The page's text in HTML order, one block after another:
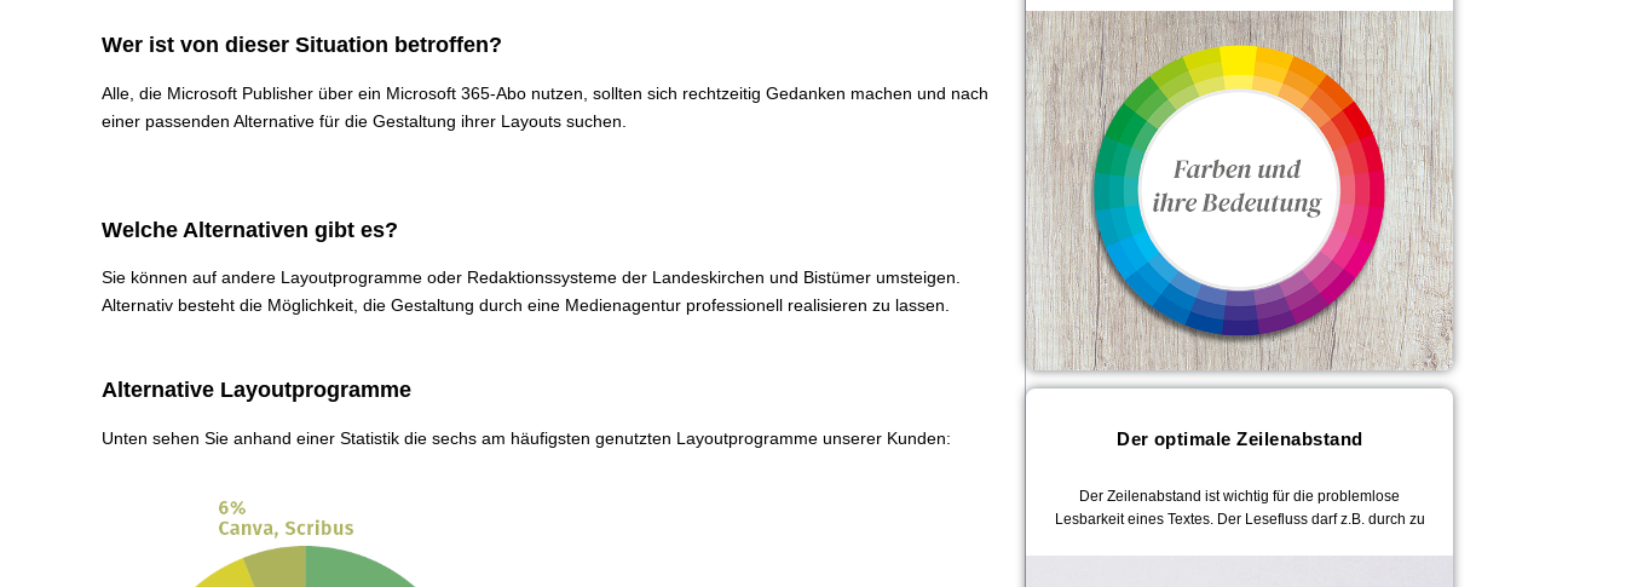
Wer ist von dieser Situation betroffen?
Alle, die Microsoft Publisher über ein Microsoft 365-Abo nutzen, sollten sich rechtzeitig Gedanken machen und nach
einer passenden Alternative für die Gestaltung ihrer Layouts suchen.
Welche Alternativen gibt es?
Sie können auf andere Layoutprogramme oder Redaktionssysteme der Landeskirchen und Bistümer umsteigen.
Alternativ besteht die Möglichkeit, die Gestaltung durch eine Medienagentur professionell realisieren zu lassen.
Alternative Layoutprogramme
Unten sehen Sie anhand einer Statistik die sechs am häufigsten genutzten Layoutprogramme unserer Kunden: Der optimale Zeilenabstand
Der Zeilenabstand ist wichtig für die problemlose
Lesbarkeit eines Textes. Der Lesefluss darf z.B. durch zu